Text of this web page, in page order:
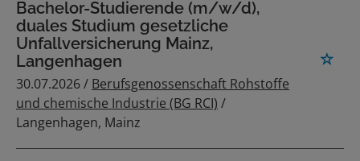
Bachelor-Studierende (m/w/d),
duales Studium gesetzliche
Unfallversicherung Mainz,
Langenhagen
30.07.2026 / Berufsgenossenschaft Rohstoffe
und chemische Industrie (BG RCI) /
Langenhagen, Mainz